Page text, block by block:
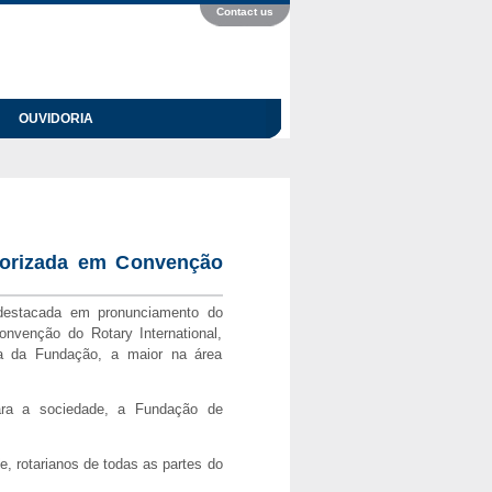
Contact us
OUVIDORIA
em Convenção
em pronunciamento do
do Rotary International,
da Fundação, a maior na área
a sociedade, a Fundação de
rotarianos de todas as partes do